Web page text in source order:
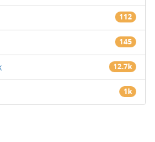
112
145
12.7k
1k